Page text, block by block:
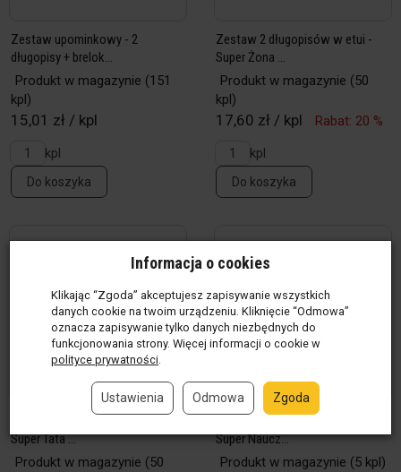
Zestaw upominkowy - 2
długopisy + brelok...
Produkt w magazynie (151
kpl)
15,01 zł / kpl
kpl
Do koszyka
Zestaw 2 długopisów w etui -
Super Żona ...
Produkt w magazynie (50
kpl)
17,60 zł / kpl
Rabat: 20 %
kpl
Do koszyka
Super Tata ...
Produkt w magazynie (50
Super Naucz...
Produkt w magazynie (5 kpl)
Informacja o cookies
Klikając “Zgoda” akceptujesz zapisywanie wszystkich
danych cookie na twoim urządzeniu. Kliknięcie “Odmowa”
oznacza zapisywanie tylko danych niezbędnych do
funkcjonowania strony. Więcej informacji o cookie w
polityce prywatności
Ustawienia Odmowa Zgoda